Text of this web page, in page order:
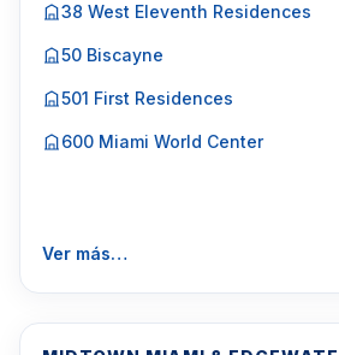
38 West Eleventh Residences
50 Biscayne
501 First Residences
600 Miami World Center
Ver más…